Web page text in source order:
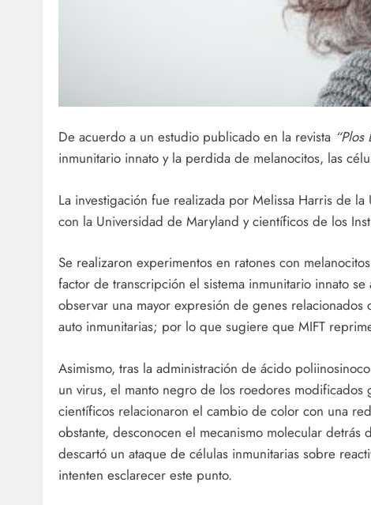
De acuerdo a un estudio publicado en la revista “Plos
inmunitario innato y la perdida de melanocitos, las
La investigación fue realizada por Melissa Harris de
con la Universidad de Maryland y científicos de los
Se realizaron experimentos en ratones con
factor de transcripción el sistema inmunitario innato
observar una mayor expresión de genes
auto inmunitarias; por lo que sugiere que MIFT
Asimismo, tras la administración de ácido
un virus, el manto negro de los roedores
científicos relacionaron el cambio de color con una
obstante, desconocen el mecanismo molecular
descartó un ataque de células inmunitarias sobre
intenten esclarecer este punto.